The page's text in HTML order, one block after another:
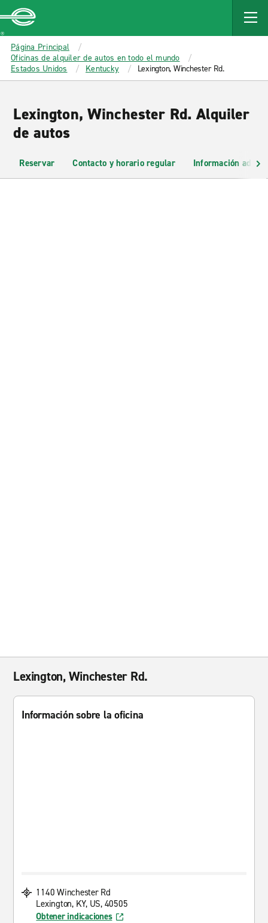
MAIN
CONTENT
Enterprise
Página Principal
Oficinas de alquiler de autos en todo el mundo
Estados Unidos
Kentucky Lexington, Winchester Rd.
Lexington, Winchester Rd. Alquiler
de autos
Reservar Contacto y horario regular Información
Lexington, Winchester Rd.
Información sobre la oficina
1140 Winchester Rd
Lexington, KY, US, 40505
Obtener indicaciones